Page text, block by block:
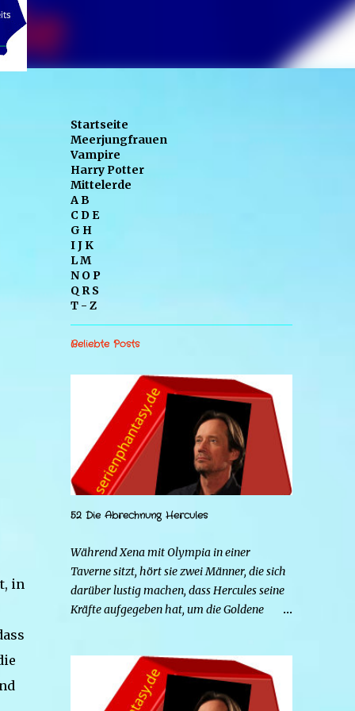
in
Startseite
Meerjungfrauen
Vampire
Harry Potter
Mittelerde
A B
C D E
G H
I J K
L M
N O P
Q R S
T - Z
Beliebte Posts
52 Die Abrechnung Hercules
Während Xena mit Olympia in einer
Taverne sitzt, hört sie zwei Männer, die sich
darüber lustig machen, dass Hercules seine
Kräfte aufgegeben hat, um die Goldene
Grund zu gehen. Tatsächlich handelt es sich
bei den beiden Männern um Mars und Strife.
Serena ist glücklich mit ihrem neuen Leben